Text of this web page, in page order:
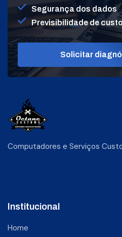
Segurança dos dados
Previsibilidade de
Solicitar
Computadores e Serviços
Institucional
Home